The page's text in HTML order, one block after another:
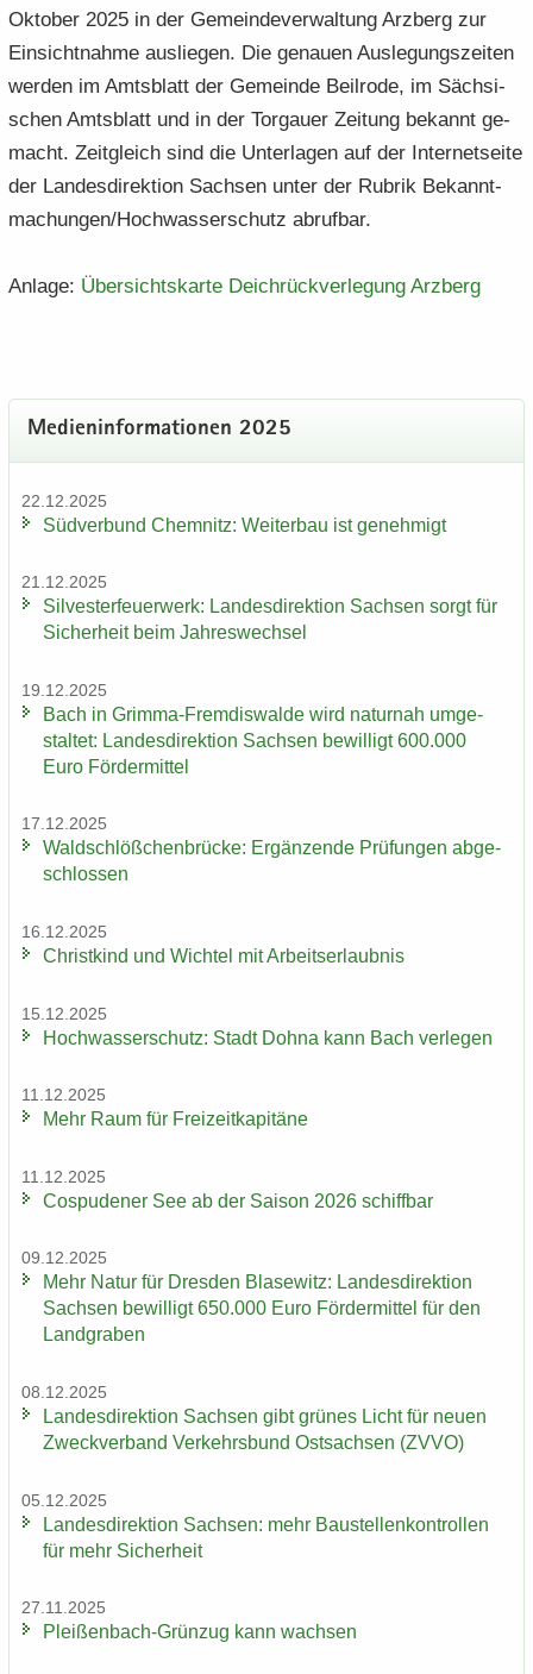
Ok­to­ber 2025 in der Ge­mein­de­ver­wal­tung Arz­berg zur
Ein­sicht­nah­me aus­lie­gen. Die ge­nau­en Aus­le­gungs­zei­ten
wer­den im Amts­blatt der Ge­mein­de Beil­ro­de, im Säch­si­
schen Amts­blatt und in der Tor­gau­er Zei­tung be­kannt ge­
macht. Zeit­gleich sind die Un­ter­la­gen auf der In­ter­net­sei­te
der Lan­des­di­rek­ti­on Sach­sen unter der Ru­brik Be­kannt­
ma­chun­gen/Hoch­was­ser­schutz ab­ruf­bar.
An­la­ge: Über­sichts­kar­te Deich­rück­ver­le­gung Arz­berg
Me­di­en­in­for­ma­tio­nen 2025
22.12.2025
Süd­ver­bund Chem­nitz: Wei­ter­bau ist ge­neh­migt
21.12.2025
Sil­ves­ter­feu­er­werk: Lan­des­di­rek­ti­on Sach­sen sorgt für
Si­cher­heit beim Jah­res­wech­sel
19.12.2025
Bach in Grimma-​Fremdiswalde wird na­tur­nah um­ge­
stal­tet: Lan­des­di­rek­ti­on Sach­sen be­wil­ligt 600.000
Euro För­der­mit­tel
17.12.2025
Wald­schlöß­chen­brü­cke: Er­gän­zen­de Prü­fun­gen ab­ge­
schlos­sen
16.12.2025
Christ­kind und Wich­tel mit Ar­beits­er­laub­nis
15.12.2025
Hoch­was­ser­schutz: Stadt Dohna kann Bach ver­le­gen
11.12.2025
Mehr Raum für Frei­zeit­ka­pi­tä­ne
11.12.2025
Cos­pu­de­ner See ab der Sai­son 2026 schiff­bar
09.12.2025
Mehr Natur für Dres­den Bla­se­witz: Lan­des­di­rek­ti­on
Sach­sen be­wil­ligt 650.000 Euro För­der­mit­tel für den
Land­gra­ben
08.12.2025
Lan­des­di­rek­ti­on Sach­sen gibt grü­nes Licht für neuen
Zweck­ver­band Ver­kehrs­bund Ost­sach­sen (ZVVO)
05.12.2025
Lan­des­di­rek­ti­on Sach­sen: mehr Bau­stel­len­kon­trol­len
für mehr Si­cher­heit
27.11.2025
Pleißenbach-​Grünzug kann wach­sen